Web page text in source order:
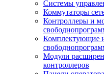
Системы
Коммутаторы
Контроллеры и
Комплектующие
Модули
контроллеров